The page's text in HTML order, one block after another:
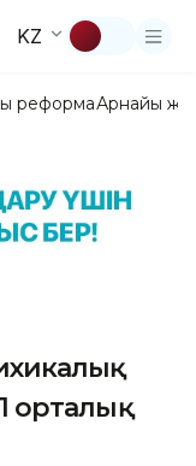
KZ
реформаАрнайы
орталық